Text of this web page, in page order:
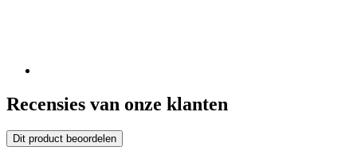
Recensies van onze klanten
Dit product beoordelen